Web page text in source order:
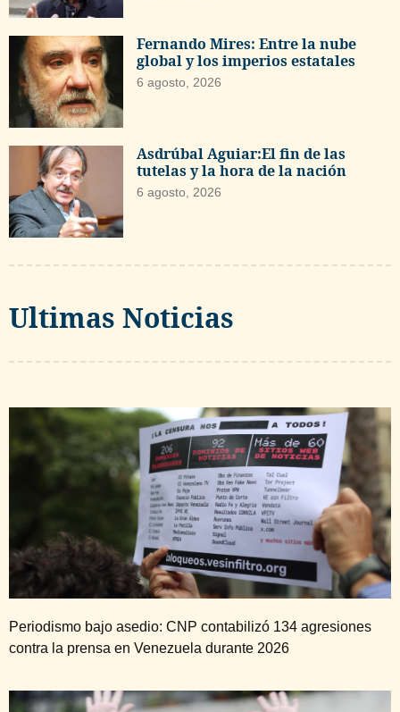
Fernando Mires: Entre la nube
global y los imperios estatales
6 agosto, 2026
Asdrúbal Aguiar:El fin de las
tutelas y la hora de la nación
6 agosto, 2026
Ultimas Noticias
Periodismo bajo asedio: CNP contabilizó 134 agresiones
contra la prensa en Venezuela durante 2026